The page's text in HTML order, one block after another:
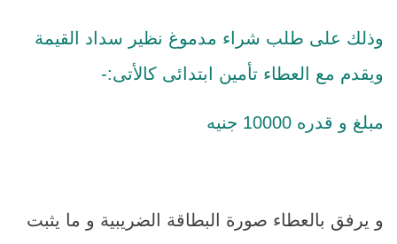
وذلك على طلب شراء مدموغ نظير سداد القيمة
ويقدم مع العطاء تأمين ابتدائى كالأتى:-
مبلغ و قدره 10000 جنيه
و يرفق بالعطاء صورة البطاقة الضريبية و ما يثبت